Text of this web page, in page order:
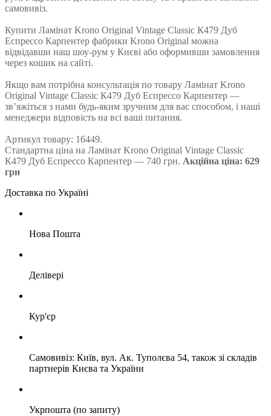
самовивіз.
Купити Ламінат Krono Original Vintage Classic К479 Дуб
Еспрессо Карпентер фабрики Krono Original можна
відвідавши наш шоу-рум у Києві або оформивши замовлення
через кошик на сайті.
Якщо вам потрібна консультація по товару Ламінат Krono
Original Vintage Classic К479 Дуб Еспрессо Карпентер —
зв’яжіться з нами будь-яким зручним для вас способом, і наші
менеджери відповість на всі ваші питання.
Артикул товару: 16449.
Стандартна ціна на Ламінат Krono Original Vintage Classic
К479 Дуб Еспрессо Карпентер — 740 грн. Акційна ціна: 629
грн
Доставка по Україні
Нова Пошта
Делівері
Кур'єр
Самовивіз: Київ, вул. Ак. Туполєва 54, також зі складів
партнерів Києва та України
Укрпошта (по запиту)